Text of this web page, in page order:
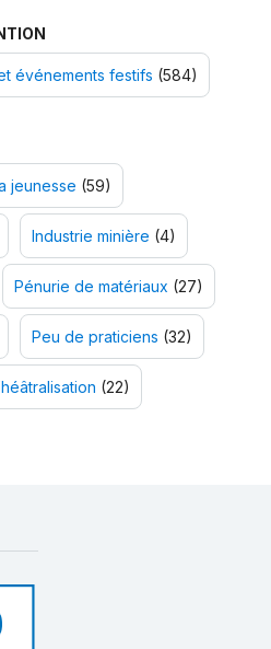
événements festifs (584)
jeunesse (59)
Industrie minière (4)
Pénurie de matériaux (27)
Peu de praticiens (32)
(22)